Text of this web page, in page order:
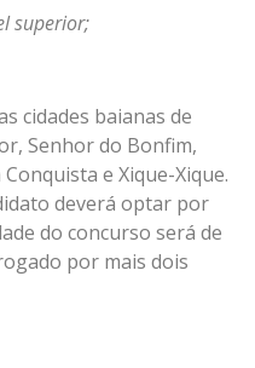
superior;
cidades baianas de
Senhor do Bonfim,
e Xique-Xique.
deverá optar por
do concurso será de
por mais dois